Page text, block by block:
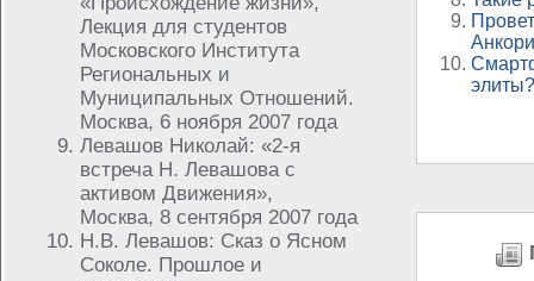
Лекция для студентов
Московского Института
Региональных и
Муниципальных Отношений.
Москва, 6 ноября 2007 года
Левашов Николай: «2-я
встреча Н. Левашова с
активом Движения»,
Москва, 8 сентября 2007 года
Н.В. Левашов: Сказ о Ясном
Соколе. Прошлое и
элиты?